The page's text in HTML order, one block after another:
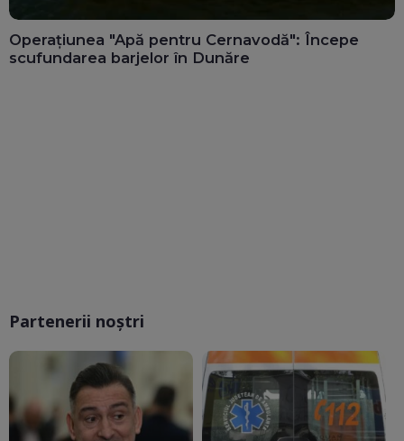
Operațiunea "Apă pentru Cernavodă": Începe
scufundarea barjelor în Dunăre
Partenerii noștri